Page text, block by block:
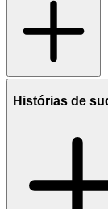
Histórias de